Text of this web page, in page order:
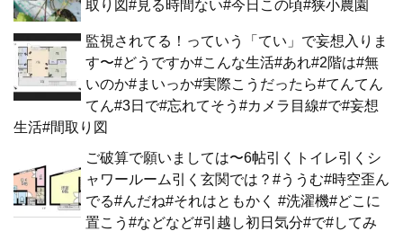
取り図#見る時間ない#今日この頃#狭小農園
監視されてる！っていう「てい」で妄想入りま
す〜#どうですか#こんな生活#あれ#2階は#無
いのか#まいっか#実際こうだったら#てんてん
てん#3日で#忘れてそう#カメラ目線#で#妄想
生活#間取り図
ご破算で願いましては〜6帖引くトイレ引くシ
ャワールーム引く玄関では？#ううむ#時空歪ん
でる#んだね#それはともかく #洗濯機#どこに
置こう#などなど#引越し初日気分#で#してみ